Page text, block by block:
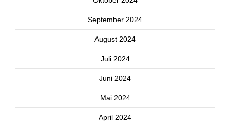
September 2024
August 2024
Juli 2024
Juni 2024
Mai 2024
April 2024